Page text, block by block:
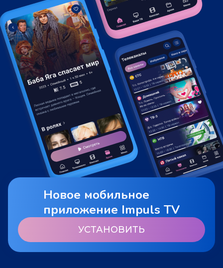
Новое мобильное
приложение Impuls TV
УСТАНОВИТЬ